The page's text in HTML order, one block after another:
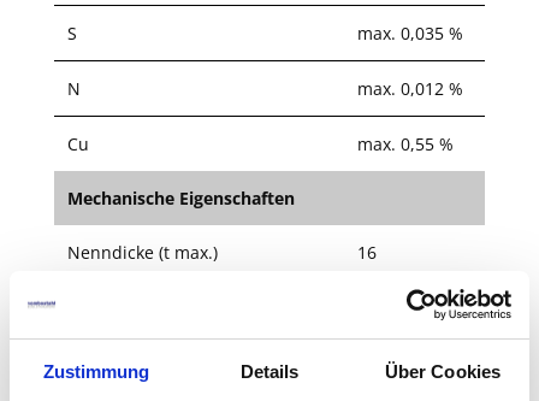
Zustimmung Details Über Cookies
S max. 0,035 %
N max. 0,012 %
Cu max. 0,55 %
Mechanische Eigenschaften
Nenndicke (t max.) 16
Zugfestigkeit (Rm MPa) 360 - 510